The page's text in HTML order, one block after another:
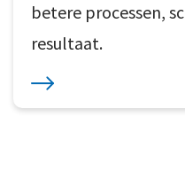
betere processen,
resultaat.